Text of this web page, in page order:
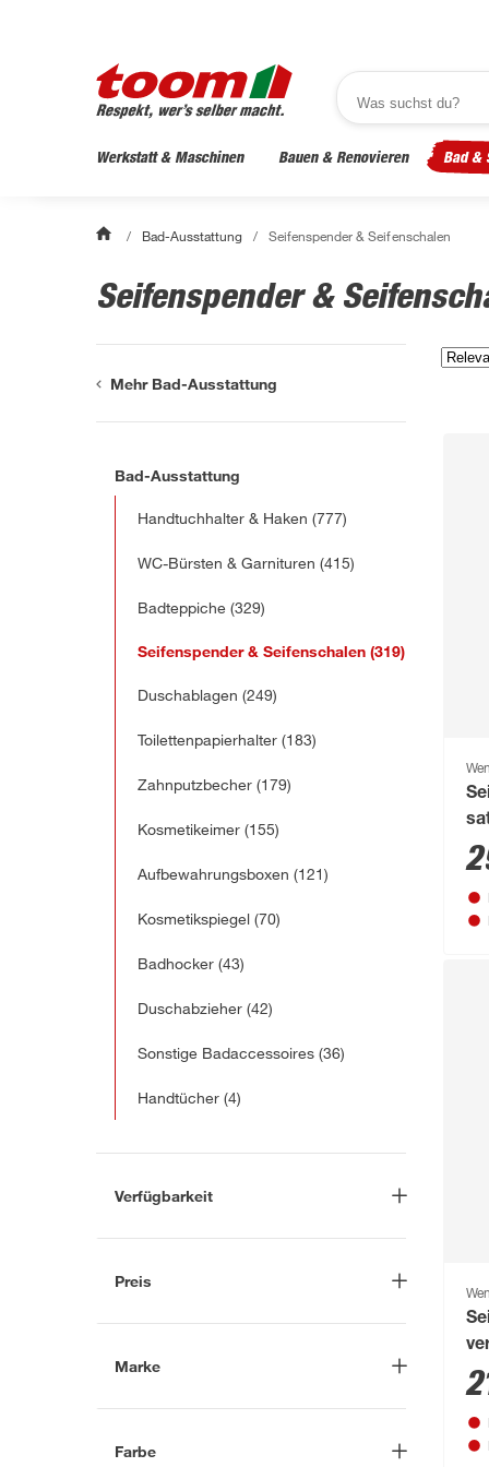
Werkstatt & Maschinen Bauen & Renovieren Bad &
/ Bad-Ausstattung / Seifenspender & Seifenschalen
Seifenspender &
Mehr Bad-Ausstattung
Bad-Ausstattung
Handtuchhalter & Haken (777)
WC-Bürsten & Garnituren (415)
Badteppiche (329)
Seifenspender & Seifenschalen (319)
Duschablagen (249)
Toilettenpapierhalter (183)
Zahnputzbecher (179)
Kosmetikeimer (155)
Aufbewahrungsboxen (121)
Kosmetikspiegel (70)
Badhocker (43)
Duschabzieher (42)
Sonstige Badaccessoires (36)
Handtücher (4)
Verfügbarkeit
Lieferung nach Hause (166)
bestellbar (141)
Preis
Marke
Marke suchen
Farbe